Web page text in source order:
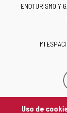
Uso de
ENOTURISMO Y
MI